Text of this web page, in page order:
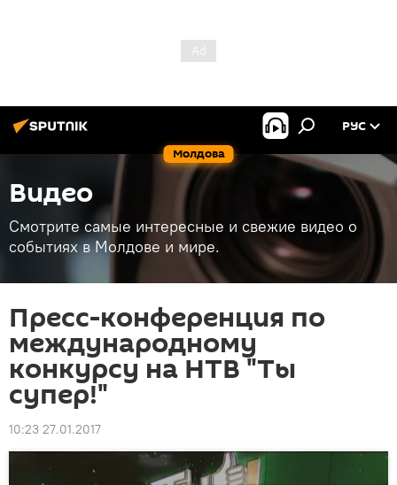
Молдова
РУС
Видео
Смотрите самые интересные и свежие видео о
событиях в Молдове и мире.
Пресс-конференция по
международному
конкурсу на НТВ "Ты
супер!"
10:23 27.01.2017